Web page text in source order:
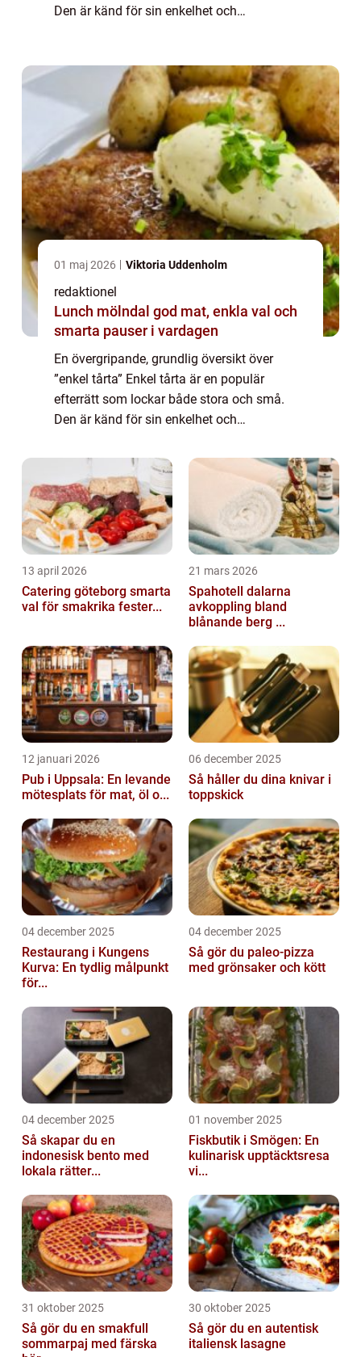
Den är känd för sin enkelhet och
01 maj 2026 Viktoria Uddenholm
redaktionel
Lunch mölndal god mat, enkla val och
smarta pauser i vardagen
En övergripande, grundlig översikt över
”enkel tårta” Enkel tårta är en populär
efterrätt som lockar både stora och små.
Den är känd för sin enkelhet och
sötsaken för alla tillfällen. Med en ...
13 april 2026
Catering göteborg smarta
val för smakrika fester...
21 mars 2026
Spahotell dalarna
avkoppling bland
blånande berg ...
12 januari 2026
Pub i Uppsala: En levande
mötesplats för mat, öl o...
06 december 2025
Så håller du dina knivar i
toppskick
04 december 2025
Restaurang i Kungens
Kurva: En tydlig målpunkt
för...
04 december 2025
Så gör du paleo-pizza
med grönsaker och kött
04 december 2025
Så skapar du en
indonesisk bento med
lokala rätter...
01 november 2025
Fiskbutik i Smögen: En
kulinarisk upptäcktsresa
vi...
31 oktober 2025
Så gör du en smakfull
sommarpaj med färska
30 oktober 2025
Så gör du en autentisk
italiensk lasagne